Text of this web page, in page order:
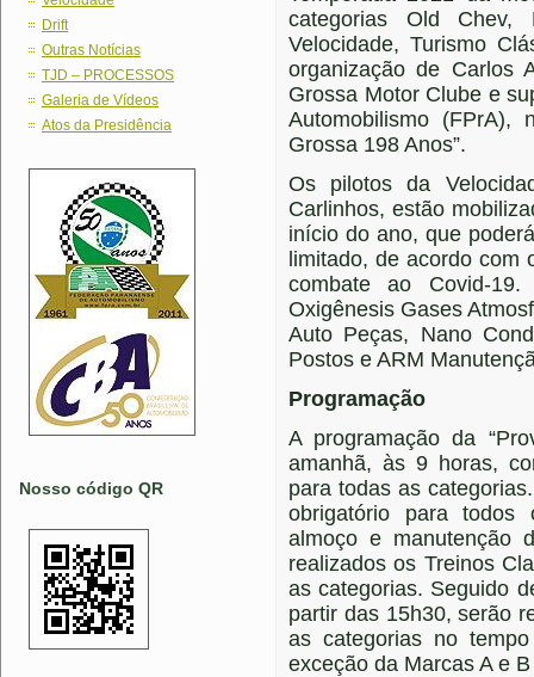
Drift
Outras Notícias
TJD – PROCESSOS
Galeria de Vídeos
Atos da Presidência
Nosso código QR
categorias Old Chev,
Velocidade, Turismo
organização de Carlos
Grossa Motor Clube e
Automobilismo (FPrA),
Grossa 198 Anos”.
Os pilotos da
Carlinhos, estão
início do ano, que
limitado, de acordo com
combate ao Covid-
Oxigênesis Gases
Auto Peças, Nano
Postos e ARM
Programação
A programação da
amanhã, às 9 horas,
para todas as
obrigatório para
almoço e manutenção
realizados os Treinos
as categorias. Seguido
partir das 15h30, serão
as categorias no
exceção da Marcas A e